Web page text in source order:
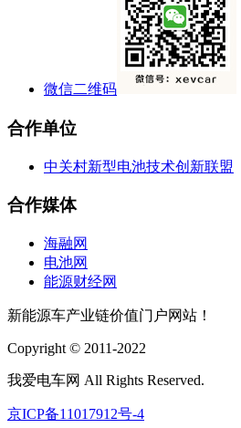
微信二维码
合作单位
中关村新型电池技术创新联盟
合作媒体
海融网
电池网
能源财经网
新能源车产业链价值门户网站！
Copyright © 2011-2022
我爱电车网 All Rights Reserved.
京ICP备11017912号-4